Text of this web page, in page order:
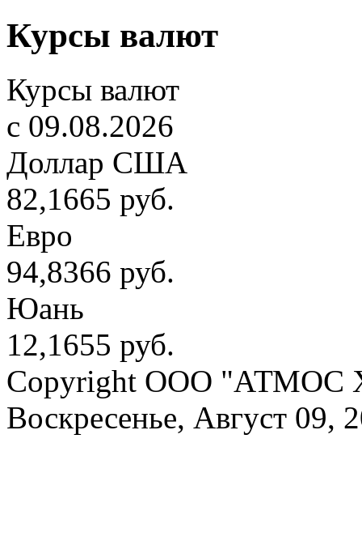
Курсы валют
Курсы валют
c 09.08.2026
Доллар США
82,1665 руб.
Евро
94,8366 руб.
Юань
12,1655 руб.
Copyright OOO "АТМОС
Воскресенье, Август 09,